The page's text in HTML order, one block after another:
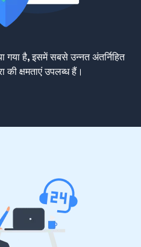
गया है, इसमें सबसे उन्नत अंतर्निहित
की क्षमताएं उपलब्ध हैं।